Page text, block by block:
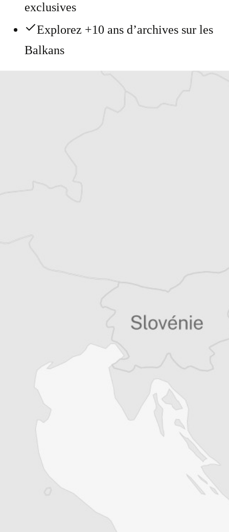
exclusives
Explorez +10 ans d’archives sur les
Balkans